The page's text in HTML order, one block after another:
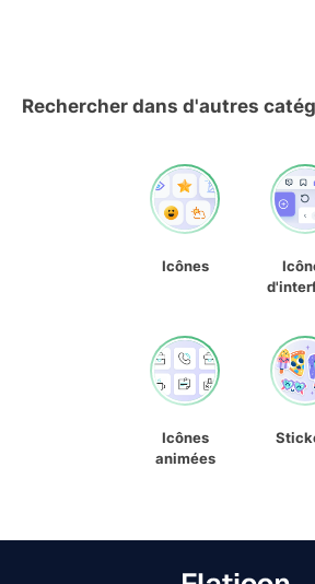
Rechercher dans d'autres
Icônes
Icônes
animées